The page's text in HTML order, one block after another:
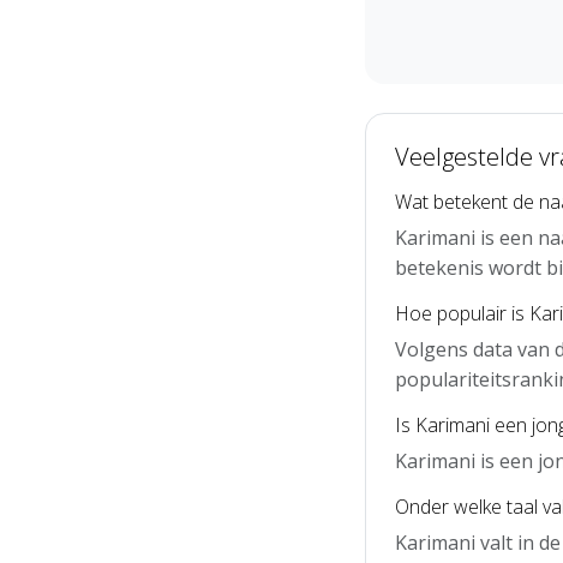
Veelgestelde
Wat betekent de
Karimani is een
betekenis wordt
Hoe populair is
Volgens data van
Is Karimani een
Karimani is een
Onder welke taal
Karimani valt in